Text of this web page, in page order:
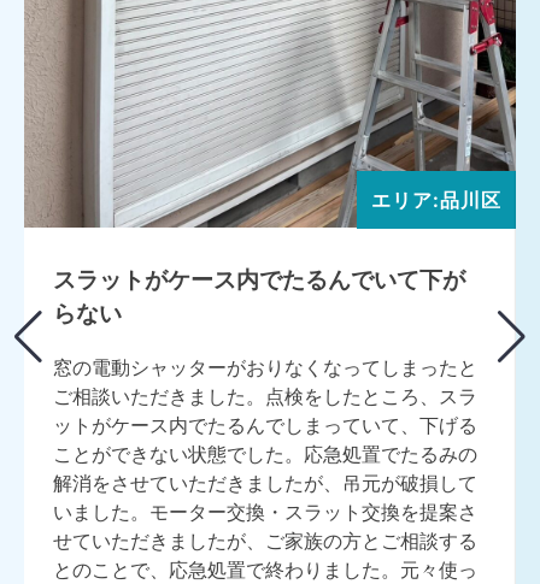
エリア:品川区
スラットがケース内でたるんでいて下が
らない
窓の電動シャッターがおりなくなってしまったと
ご相談いただきました。点検をしたところ、スラ
ットがケース内でたるんでしまっていて、下げる
ことができない状態でした。応急処置でたるみの
解消をさせていただきましたが、吊元が破損して
いました。モーター交換・スラット交換を提案さ
せていただきましたが、ご家族の方とご相談する
とのことで、応急処置で終わりました。元々使っ